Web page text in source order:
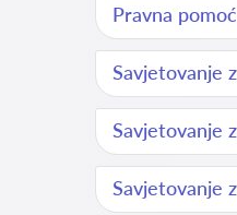
Pravna
Savjetovanje
Savjetovanje
Savjetovanje